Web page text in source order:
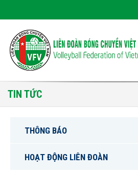
TIN TỨC
THÔNG BÁO
HOẠT ĐỘNG LIÊN ĐOÀN